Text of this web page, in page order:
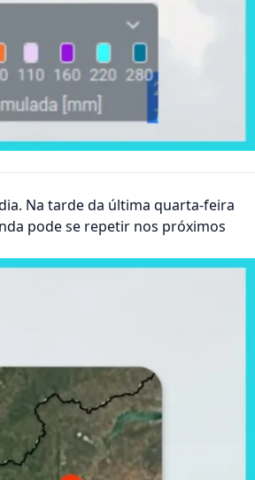
Na tarde da última quarta-feira
pode se repetir nos próximos